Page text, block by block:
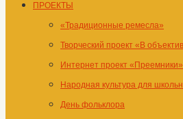
ПРОЕКТЫ
«Традиционные ремесла»
Творческий проект «В
Интернет проект «Преемники»
Народная культура для
День фольклора